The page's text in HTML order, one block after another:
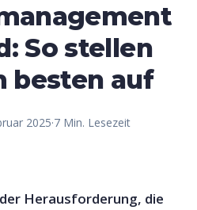
So stellen
besten auf
2025·7 Min. Lesezeit
Herausforderung, die